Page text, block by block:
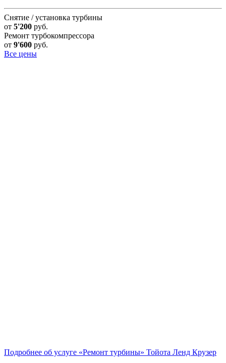
Снятие / установка турбины
от 5'200 руб.
Ремонт турбокомпрессора
от 9'600 руб.
Все цены
Подробнее об услуге «Ремонт турбины» Тойота Ленд Крузер